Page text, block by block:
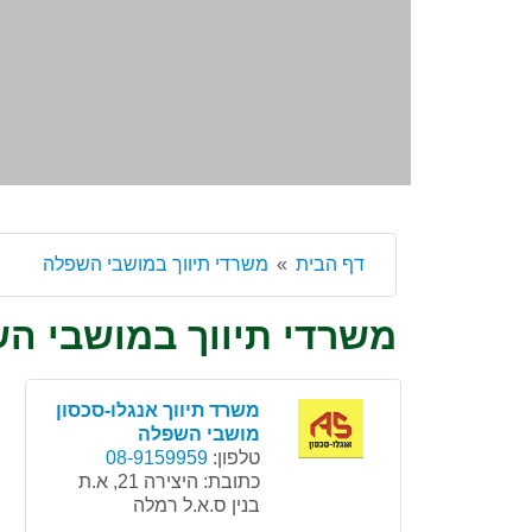
דף הבית משרדי תיווך במושבי השפלה
משרדי תיווך במושבי
משרד תיווך אנגלו-סכסון
מושבי השפלה
טלפון:08-9159959
כתובת:
היצירה 21, א.ת
בנין ס.א.ל רמלה